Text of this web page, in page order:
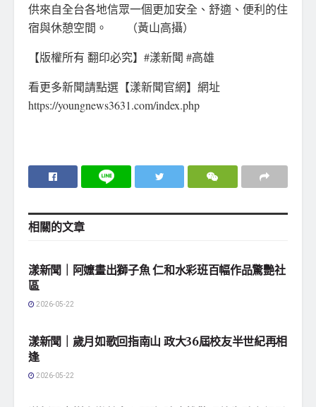
供來自全台各地信眾一個更加安全、舒適、便利的住
宿與休憩空間。 （黃山高攝）
【版權所有 翻印必究】#漾新聞 #高雄
看更多新聞請點選【漾新聞官網】網址
https://youngnews3631.com/index.php
相關的文章
漾新聞｜阿嬤畫出獅子魚 仁和水彩班百幅作品驚艷社
區
2026-05-22
漾新聞｜歲月如歌回指南山 政大36屆校友半世紀再相
逢
2026-05-22